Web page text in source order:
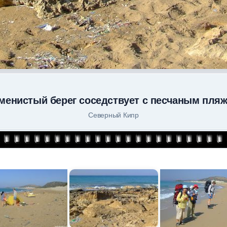
берег соседствует с песчаным
Северный Кипр